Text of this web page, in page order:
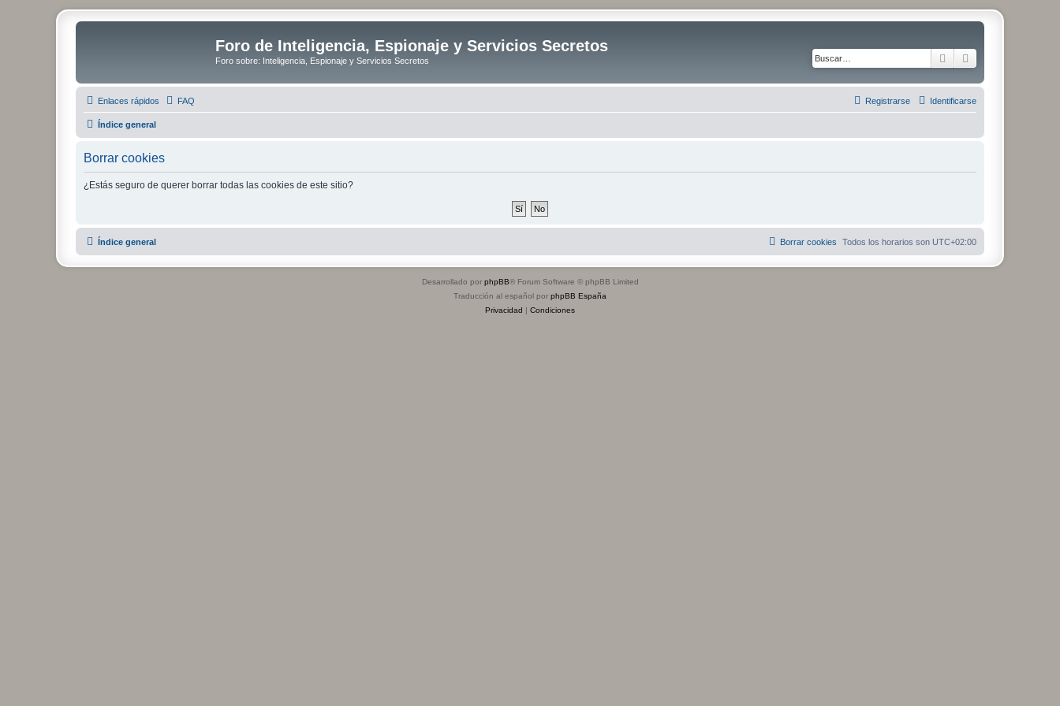
Foro de Inteligencia, Espionaje y Servicios Secretos
Foro sobre: Inteligencia, Espionaje y Servicios Secretos Buscar
Enlaces rápidos FAQ Identificarse
Registrarse
Índice general
Borrar cookies
¿Estás seguro de querer borrar todas las cookies de este sitio?
Índice general Todos los horarios son UTC+02:00
Borrar cookies
Desarrollado por phpBB® Forum Software © phpBB Limited
Traducción al español por phpBB España
Privacidad | Condiciones